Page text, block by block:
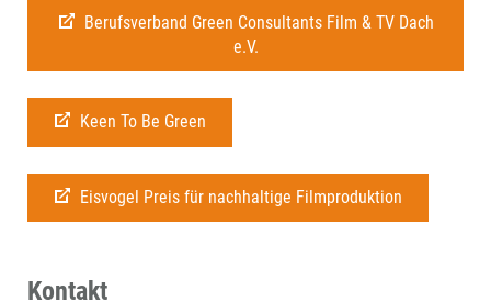
Berufsverband Green Consultants Film & TV Dach
e.V.
Keen To Be Green
Eisvogel Preis für nachhaltige Filmproduktion
Kontakt